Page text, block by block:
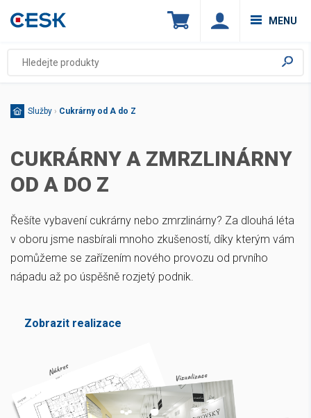
MENU
Služby › Cukrárny od A do Z
CUKRÁRNY A ZMRZLINÁRNY
OD A DO Z
Řešíte vybavení cukrárny nebo zmrzlinárny? Za dlouhá léta
v oboru jsme nasbírali mnoho zkušeností, díky kterým vám
pomůžeme se zařízením nového provozu od prvního
nápadu až po úspěšně rozjetý podnik.
Zobrazit realizace